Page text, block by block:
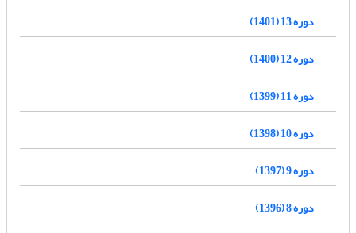
دوره 13 (1401)
دوره 12 (1400)
دوره 11 (1399)
دوره 10 (1398)
دوره 9 (1397)
دوره 8 (1396)